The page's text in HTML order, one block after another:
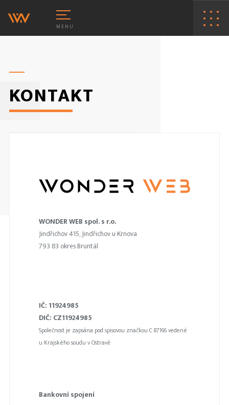
MENU
PROGRAMOVÁNÍ
KONTAKT
WONDER WEB spol. s r.o.
Jindřichov 415, Jindřichov u Krnova
793 83 okres Bruntál
IČ: 11924985
DIČ: CZ11924985
Společnost je zapsána pod spisovou značkou C 87166 vedené
u Krajského soudu v Ostravě
Bankovní spojení